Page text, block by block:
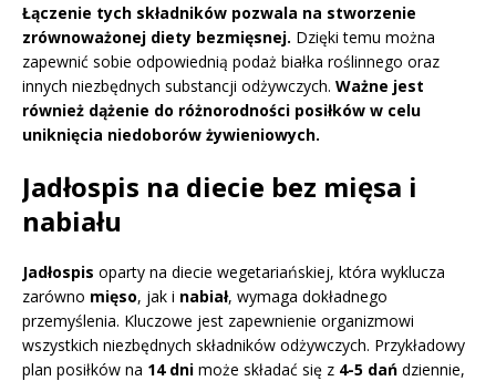
Łączenie tych składników pozwala na stworzenie
zrównoważonej diety bezmięsnej. Dzięki temu można
zapewnić sobie odpowiednią podaż białka roślinnego oraz
innych niezbędnych substancji odżywczych. Ważne jest
również dążenie do różnorodności posiłków w celu
uniknięcia niedoborów żywieniowych.
Jadłospis na diecie bez mięsa i
nabiału
Jadłospis oparty na diecie wegetariańskiej, która wyklucza
zarówno mięso, jak i nabiał, wymaga dokładnego
przemyślenia. Kluczowe jest zapewnienie organizmowi
wszystkich niezbędnych składników odżywczych. Przykładowy
plan posiłków na 14 dni może składać się z 4-5 dań dziennie,